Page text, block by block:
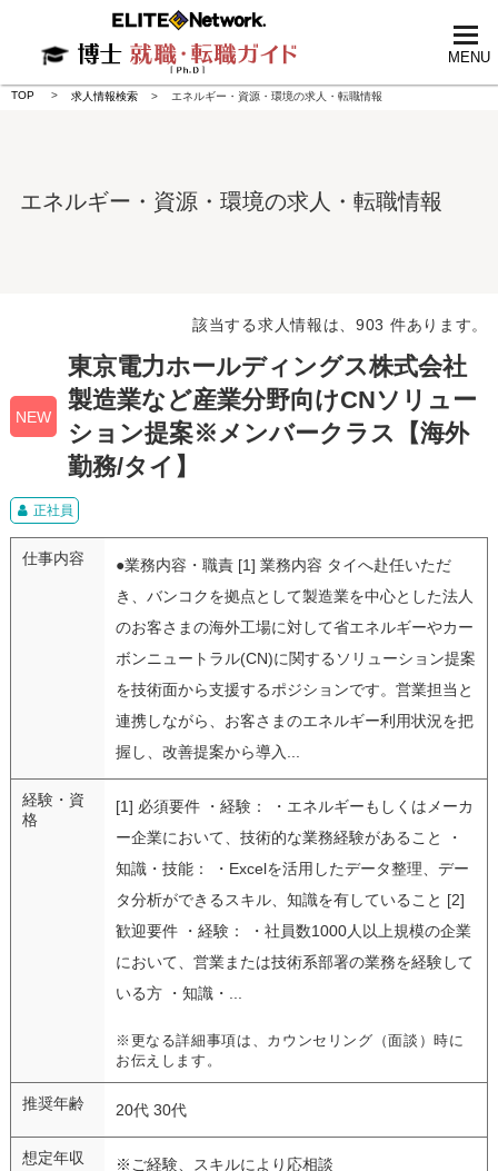
MENU
TOP 求人情報検索 エネルギー・資源・環境の求人・転職情報
エネルギー・資源・環境の求人・転職情報
該当する求人情報は、903 件あります。
NEW
東京電力ホールディングス株式会社
製造業など産業分野向けCNソリュー
ション提案※メンバークラス【海外
勤務/タイ】
正社員
仕事内容
●業務内容・職責 [1] 業務内容 タイへ赴任いただ
き、バンコクを拠点として製造業を中心とした法人
のお客さまの海外工場に対して省エネルギーやカー
ボンニュートラル(CN)に関するソリューション提案
を技術面から支援するポジションです。営業担当と
連携しながら、お客さまのエネルギー利用状況を把
握し、改善提案から導入...
経験・資
格
[1] 必須要件 ・経験： ・エネルギーもしくはメーカ
ー企業において、技術的な業務経験があること ・
知識・技能： ・Excelを活用したデータ整理、デー
タ分析ができるスキル、知識を有していること [2]
歓迎要件 ・経験： ・社員数1000人以上規模の企業
において、営業または技術系部署の業務を経験して
いる方 ・知識・...
※更なる詳細事項は、カウンセリング（面談）時に
お伝えします。
推奨年齢 20代 30代
想定年収 ※ご経験、スキルにより応相談